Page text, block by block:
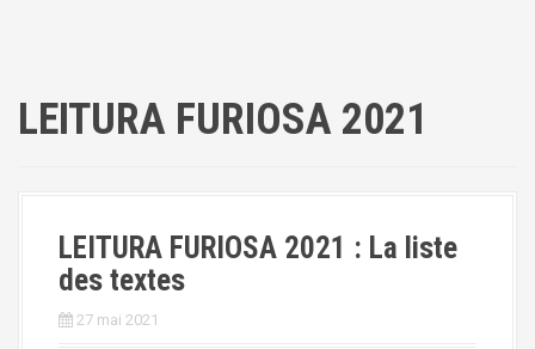
LEITURA FURIOSA 2021
LEITURA FURIOSA 2021 : La liste
des textes
27 mai 2021